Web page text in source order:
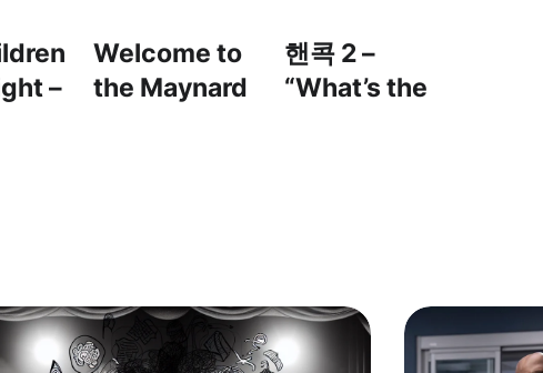
–
Welcome to
the Maynard
핸콕 2 –
“What’s the